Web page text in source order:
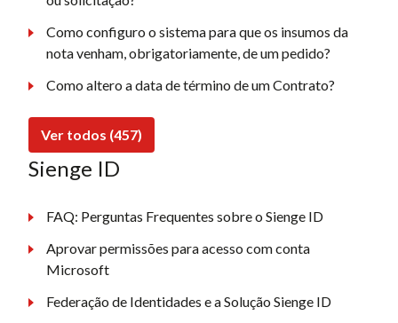
Como configuro o sistema para que os insumos da
nota venham, obrigatoriamente, de um pedido?
Como altero a data de término de um Contrato?
Ver todos (457)
Sienge ID
FAQ: Perguntas Frequentes sobre o Sienge ID
Aprovar permissões para acesso com conta
Microsoft
Federação de Identidades e a Solução Sienge ID